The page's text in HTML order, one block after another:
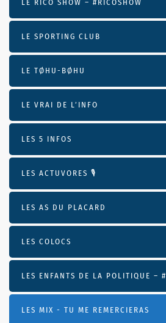
LE RICO SHOW – #RICOSHOW
LE SPORTING CLUB
LE TØHU-BØHU
LE VRAI DE L’INFO
LES 5 INFOS
LES ACTUVORES 🎙
LES AS DU PLACARD
LES COLOCS
LES ENFANTS DE LA POLITIQUE –
LES MIX - TU ME REMERCIERAS